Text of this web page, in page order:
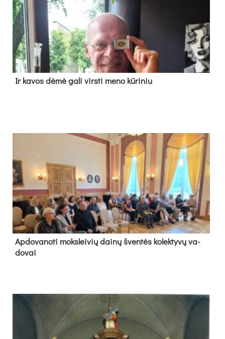
Ir ka­vos dė­mė ga­li virs­ti me­no kū­ri­niu
Ap­do­va­no­ti moks­lei­vių dai­nų šven­tės ko­lek­ty­vų va­
do­vai